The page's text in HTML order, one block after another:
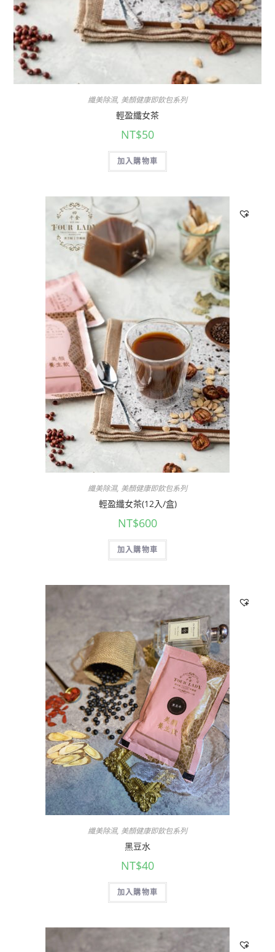
纖美除濕, 美顏健康即飲包系列
輕盈纖女茶
NT$50
加入購物車
纖美除濕, 美顏健康即飲包系列
輕盈纖女茶(12入/盒)
NT$600
加入購物車
纖美除濕, 美顏健康即飲包系列
黑豆水
NT$40
加入購物車